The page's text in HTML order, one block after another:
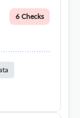
6 Checks